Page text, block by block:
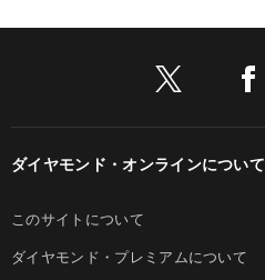
ダイヤモンド・オンラインについて
このサイトについて
ダイヤモンド・プレミアムについて